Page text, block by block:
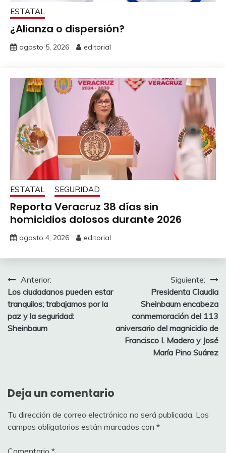
ESTATAL
¿Alianza o dispersión?
agosto 5, 2026 editorial
ESTATAL SEGURIDAD
Reporta Veracruz 38 días sin
homicidios dolosos durante 2026
agosto 4, 2026 editorial
Navegación
de
entradas
Anterior:
Los ciudadanos pueden estar
tranquilos; trabajamos por la
paz y la seguridad:
Sheinbaum
Siguiente:
Presidenta Claudia
Sheinbaum encabeza
conmemoración del 113
aniversario del magnicidio de
Francisco I. Madero y José
María Pino Suárez
Deja un comentario
Tu dirección de correo electrónico no será publicada. Los
campos obligatorios están marcados con *
Comentario *